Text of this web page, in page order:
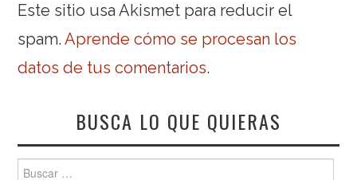
Este sitio usa Akismet para reducir el
spam.Aprende cómo se procesan los
datos de tus comentarios.
BUSCA LO QUE QUIERAS
Buscar: